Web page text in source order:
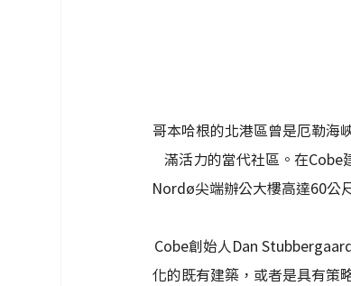
哥本哈根的北港區曾是厄勒海
滿活力的當代社區。在Cobe
Nordø尖端辦公大樓高達60公
Cobe創始人Dan
化的既有建築，或者是具有策